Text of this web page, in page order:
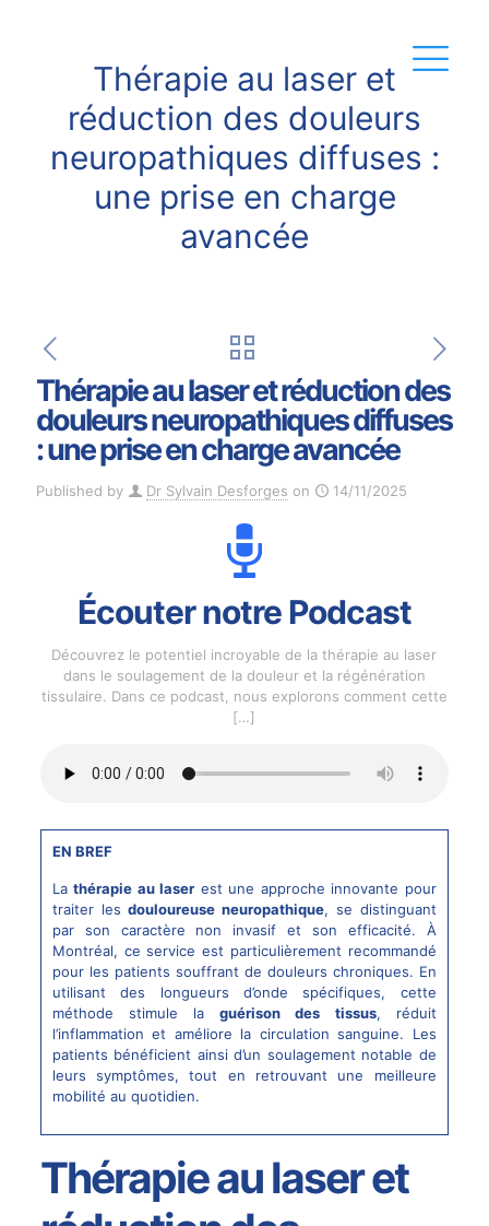
Thérapie au laser et
réduction des douleurs
neuropathiques diffuses :
une prise en charge
avancée
Thérapie au laser et réduction des
douleurs neuropathiques diffuses
: une prise en charge avancée
Published by Dr Sylvain Desforges on 14/11/2025
Écouter notre Podcast
Découvrez le potentiel incroyable de la thérapie au laser
dans le soulagement de la douleur et la régénération
tissulaire. Dans ce podcast, nous explorons comment cette
[…]
EN BREF
Lathérapie au laser est une approche innovante pour
traiter lesdouloureuse neuropathique, se distinguant
par son caractère non invasif et son efficacité. À
Montréal, ce service est particulièrement recommandé
pour les patients souffrant de douleurs chroniques. En
utilisant des longueurs d’onde spécifiques, cette
méthode stimule laguérison des tissus, réduit
l’inflammation et améliore la circulation sanguine. Les
patients bénéficient ainsi d’un soulagement notable de
leurs symptômes, tout en retrouvant une meilleure
mobilité au quotidien.
Thérapie au laser et